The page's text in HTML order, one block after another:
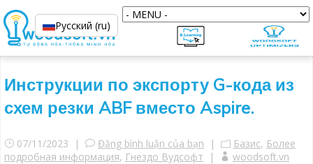
Инструкции по экспорту G-кода из
схем резки ABF вместо Aspire.
07/11/2023 | Đăng bình luận của bạn | Базис, Более
подробная информация, Гнездо Вудсофт |
woodsoft.vn
Русский (ru)